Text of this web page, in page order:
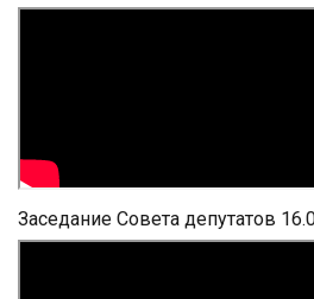
Заседание Совета депутатов